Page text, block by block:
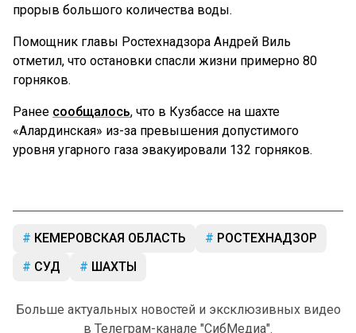
прорыв большого количества воды.
Помощник главы Ростехнадзора Андрей Виль
отметил, что остановки спасли жизни примерно 80
горняков.
Ранее сообщалось, что в Кузбассе на шахте
«Алардинская» из-за превышения допустимого
уровня угарного газа эвакуировали 132 горняков.
КЕМЕРОВСКАЯ ОБЛАСТЬ
РОСТЕХНАДЗОР
СУД
ШАХТЫ
Больше актуальных новостей и эксклюзивных видео
в Телеграм-канале "СибМедиа".